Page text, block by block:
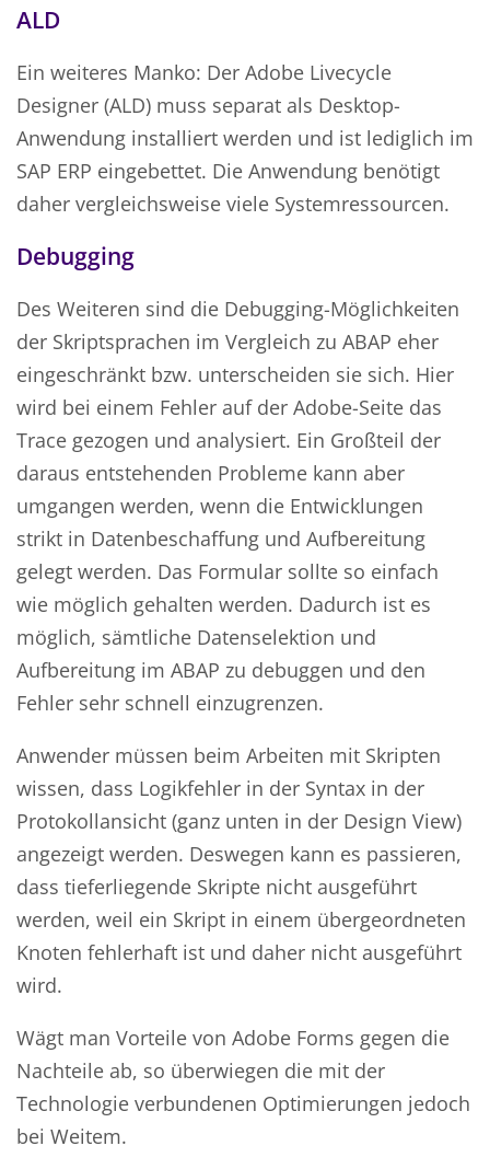
ALD
Ein weiteres Manko: Der Adobe Livecycle
Designer (ALD) muss separat als Desktop-
Anwendung installiert werden und ist lediglich im
SAP ERP eingebettet. Die Anwendung benötigt
daher vergleichsweise viele Systemressourcen.
Debugging
Des Weiteren sind die Debugging-Möglichkeiten
der Skriptsprachen im Vergleich zu ABAP eher
eingeschränkt bzw. unterscheiden sie sich. Hier
wird bei einem Fehler auf der Adobe-Seite das
Trace gezogen und analysiert. Ein Großteil der
daraus entstehenden Probleme kann aber
umgangen werden, wenn die Entwicklungen
strikt in Datenbeschaffung und Aufbereitung
gelegt werden. Das Formular sollte so einfach
wie möglich gehalten werden. Dadurch ist es
möglich, sämtliche Datenselektion und
Aufbereitung im ABAP zu debuggen und den
Fehler sehr schnell einzugrenzen.
Anwender müssen beim Arbeiten mit Skripten
wissen, dass Logikfehler in der Syntax in der
Protokollansicht (ganz unten in der Design View)
angezeigt werden. Deswegen kann es passieren,
dass tieferliegende Skripte nicht ausgeführt
werden, weil ein Skript in einem übergeordneten
Knoten fehlerhaft ist und daher nicht ausgeführt
wird.
Wägt man Vorteile von Adobe Forms gegen die
Nachteile ab, so überwiegen die mit der
Technologie verbundenen Optimierungen jedoch
bei Weitem.